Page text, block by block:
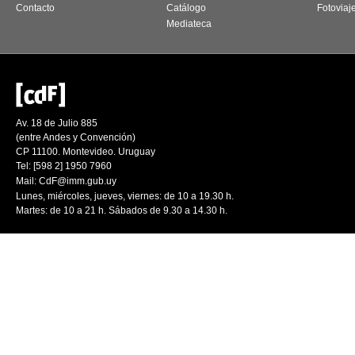
Contacto
Catálogo
Mediateca
Av. 18 de Julio 885
(entre Andes y Convención)
CP 11100. Montevideo. Uruguay
Tel: [598 2] 1950 7960
Mail: CdF@imm.gub.uy
Lunes, miércoles, jueves, viernes: de 10 a 19.30 h.
Martes: de 10 a 21 h. Sábados de 9.30 a 14.30 h.